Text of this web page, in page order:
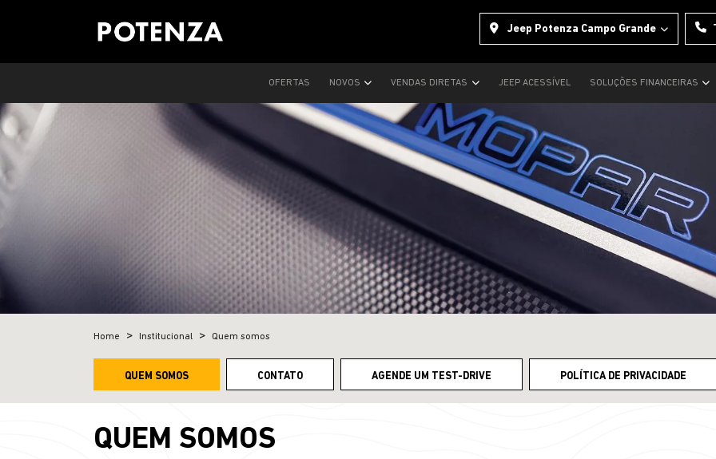
Jeep Potenza Campo Grande
OFERTAS NOVOS VENDAS DIRETAS JEEP ACESSÍVEL SOLUÇÕES FINANCEIRAS
Home Institucional Quem somos
QUEM SOMOS CONTATO AGENDE UM TEST-DRIVE POLÍTICA DE PRIVACIDADE
QUEM SOMOS